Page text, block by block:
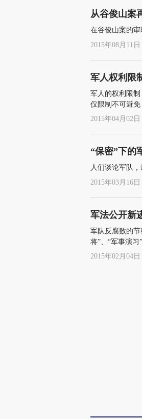
从谷俊山案
在谷俊山案的
2015年08月11日
军人权利限
军人的权利限
仅限制不可避
2015年04月02日
“保密”下的
人们谈论军队
2015年03月16日
军法公开新
军队反腐败的
将”、“军事演
2015年02月04日